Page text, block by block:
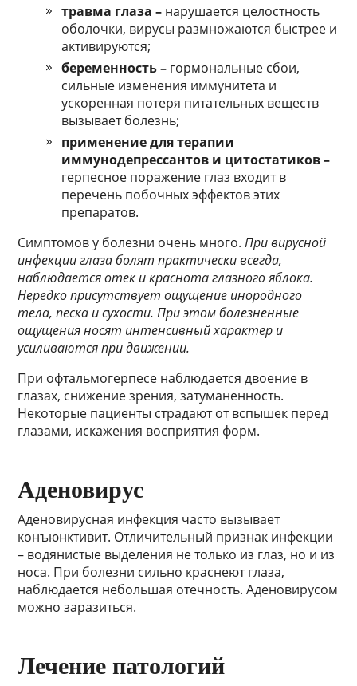
травма глаза – нарушается целостность
оболочки, вирусы размножаются быстрее и
активируются;
беременность – гормональные сбои,
сильные изменения иммунитета и
ускоренная потеря питательных веществ
вызывает болезнь;
применение для терапии
иммунодепрессантов и цитостатиков –
герпесное поражение глаз входит в
перечень побочных эффектов этих
препаратов.
Симптомов у болезни очень много.При вирусной
инфекции глаза болят практически всегда,
наблюдается отек и краснота глазного яблока.
Нередко присутствует ощущение инородного
тела, песка и сухости. При этом болезненные
ощущения носят интенсивный характер и
усиливаются при движении.
При офтальмогерпесе наблюдается двоение в
глазах, снижение зрения, затуманенность.
Некоторые пациенты страдают от вспышек перед
глазами, искажения восприятия форм.
Аденовирус
Аденовирусная инфекция часто вызывает
конъюнктивит. Отличительный признак инфекции
– водянистые выделения не только из глаз, но и из
носа. При болезни сильно краснеют глаза,
наблюдается небольшая отечность. Аденовирусом
можно заразиться.
Лечение патологий